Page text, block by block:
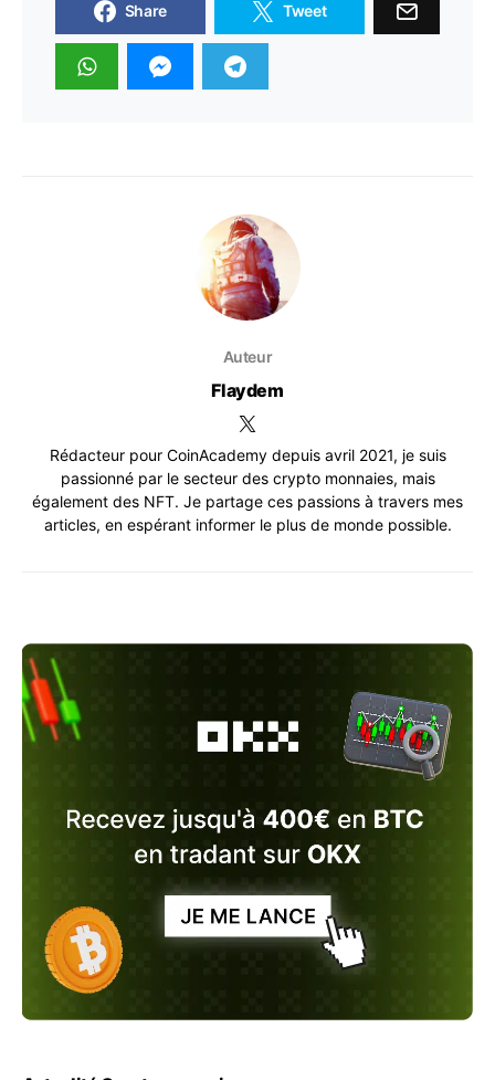
Share Tweet
Auteur
Flaydem
Rédacteur pour CoinAcademy depuis avril 2021, je suis
passionné par le secteur des crypto monnaies, mais
également des NFT. Je partage ces passions à travers mes
articles, en espérant informer le plus de monde possible.